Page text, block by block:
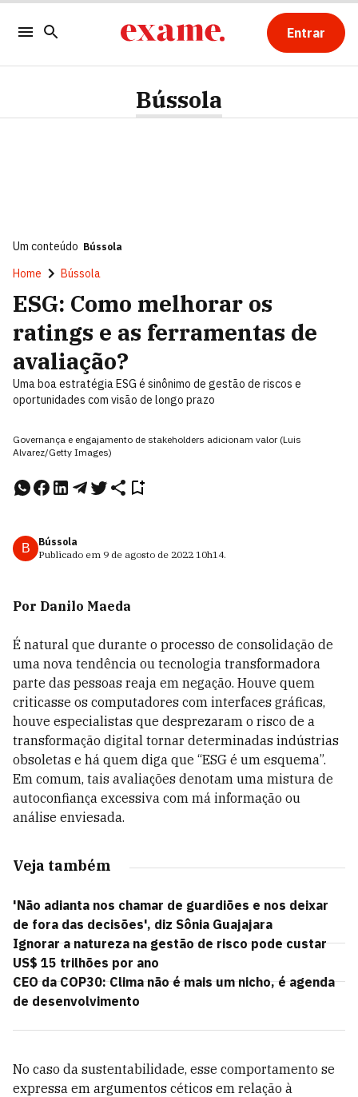
Entrar
Bússola
Um conteúdo Bússola
Home Bússola
ESG: Como melhorar os
ratings e as ferramentas de
avaliação?
Uma boa estratégia ESG é sinônimo de gestão de riscos e
oportunidades com visão de longo prazo
Governança e engajamento de stakeholders adicionam valor (Luis
Alvarez/Getty Images)
B
Bússola
Publicado em 9 de agosto de 2022 10h14.
Por Danilo Maeda
É natural que durante o processo de consolidação de
uma nova tendência ou tecnologia transformadora
parte das pessoas reaja em negação. Houve quem
criticasse os computadores com interfaces gráficas,
houve especialistas que desprezaram o risco de a
transformação digital tornar determinadas indústrias
obsoletas e há quem diga que “ESG é um esquema”.
Em comum, tais avaliações denotam uma mistura de
autoconfiança excessiva com má informação ou
análise enviesada.
Veja também
'Não adianta nos chamar de guardiões e nos deixar
de fora das decisões', diz Sônia Guajajara
Ignorar a natureza na gestão de risco pode custar
US$ 15 trilhões por ano
CEO da COP30: Clima não é mais um nicho, é agenda
de desenvolvimento
No caso da sustentabilidade, esse comportamento se
expressa em argumentos céticos em relação à